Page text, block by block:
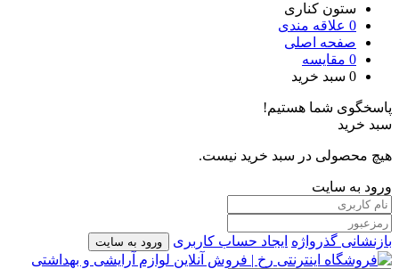
ستون کناری
0 علاقه مندی
صفحه اصلی
0 مقایسه
0 سبد خرید
پاسخگوی شما هستیم!
سبد خرید
هیچ محصولی در سبد خرید نیست.
ورود به سایت
بازنشانی گذرواژه ایجاد حساب کاربری ورود به سایت